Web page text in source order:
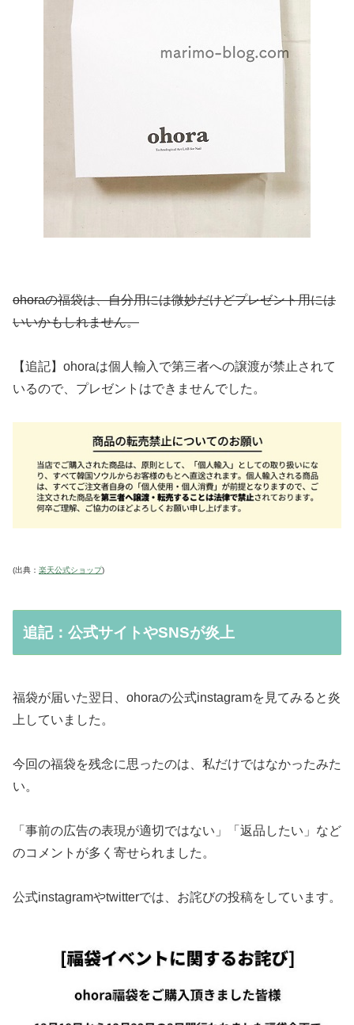
ohoraの福袋は、自分用には微妙だけどプレゼント用には
いいかもしれません。
【追記】ohoraは個人輸入で第三者への譲渡が禁止されて
いるので、プレゼントはできませんでした。
(出典： 楽天公式ショップ)
追記：公式サイトやSNSが炎上
福袋が届いた翌日、ohoraの公式instagramを見てみると炎
上していました。
今回の福袋を残念に思ったのは、私だけではなかったみた
い。
「事前の広告の表現が適切ではない」「返品したい」など
のコメントが多く寄せられました。
公式instagramやtwitterでは、お詫びの投稿をしています。